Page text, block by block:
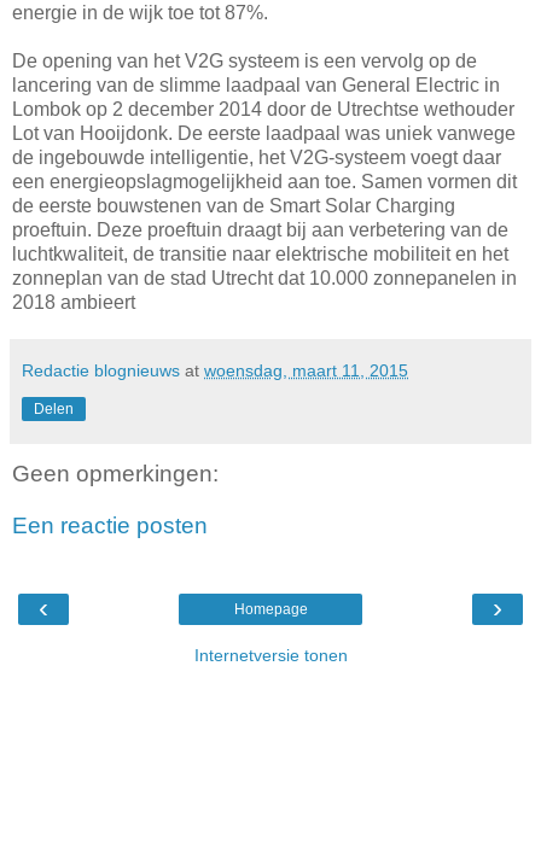
energie in de wijk toe tot 87%.
De opening van het V2G systeem is een vervolg op de
lancering van de slimme laadpaal van General Electric in
Lombok op 2 december 2014 door de Utrechtse wethouder
Lot van Hooijdonk. De eerste laadpaal was uniek vanwege
de ingebouwde intelligentie, het V2G-systeem voegt daar
een energieopslagmogelijkheid aan toe. Samen vormen dit
de eerste bouwstenen van de Smart Solar Charging
proeftuin. Deze proeftuin draagt bij aan verbetering van de
luchtkwaliteit, de transitie naar elektrische mobiliteit en het
zonneplan van de stad Utrecht dat 10.000 zonnepanelen in
2018 ambieert
Redactie blognieuws at woensdag, maart 11, 2015
Delen
Geen opmerkingen:
Een reactie posten
‹ ›
Homepage
Internetversie tonen